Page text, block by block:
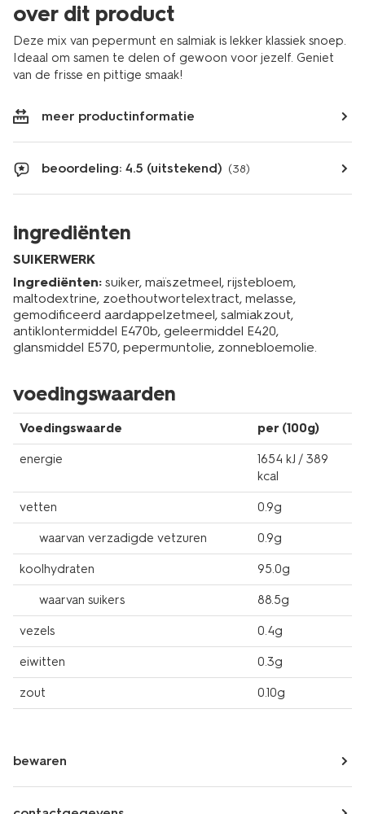
over dit product
Deze mix van pepermunt en salmiak is lekker klassiek snoep.
Ideaal om samen te delen of gewoon voor jezelf. Geniet
van de frisse en pittige smaak!
meer productinformatie
beoordeling: 4.5 (uitstekend) (38)
ingrediënten
SUIKERWERK
Ingrediënten: suiker, maïszetmeel, rijstebloem,
maltodextrine, zoethoutwortelextract, melasse,
gemodificeerd aardappelzetmeel, salmiakzout,
antiklontermiddel E470b, geleermiddel E420,
glansmiddel E570, pepermuntolie, zonnebloemolie.
voedingswaarden
Voedingswaarde per (100g)
energie
1654 kJ / 389
kcal
vetten 0.9g
waarvan verzadigde vetzuren 0.9g
koolhydraten 95.0g
waarvan suikers 88.5g
vezels 0.4g
eiwitten 0.3g
zout 0.10g
bewaren